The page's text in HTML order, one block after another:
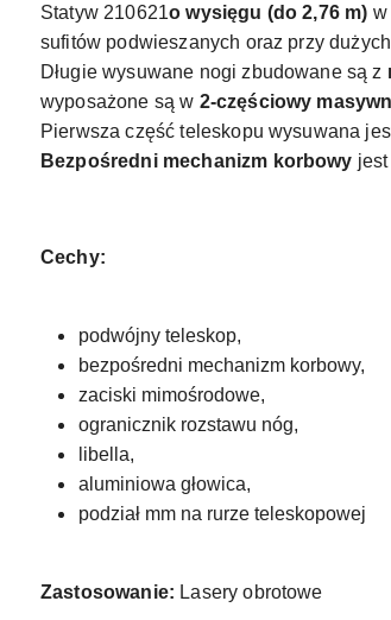
Statyw 210621o wysięgu (do 2,76 m) w
sufitów podwieszanych oraz przy
Długie wysuwane nogi zbudowane są z
wyposażone są w 2-częściowy
Pierwsza część teleskopu wysuwana
Bezpośredni mechanizm korbowy
Cechy:
podwójny teleskop,
bezpośredni mechanizm korbowy,
zaciski mimośrodowe,
ogranicznik rozstawu nóg,
libella,
aluminiowa głowica,
podział mm na rurze teleskopowej
Zastosowanie: Lasery obrotowe